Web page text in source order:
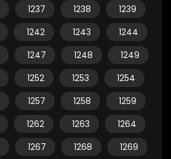
1237 1238
1239
1242 1243
1244
1247 1248
1249
1252 1253
1254
1257 1258
1259
1262 1263
1264
1267 1268
1269